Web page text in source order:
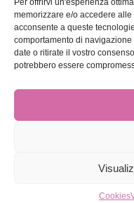
Per offrirvi un'esperienza
memorizzare e/o accedere
acconsente a queste
comportamento di
date o ritirate il vostro
potrebbero essere
Cookies
Strategia Traffico